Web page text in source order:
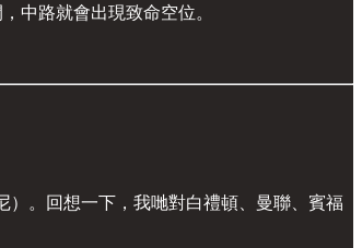
中路就會出現致命空位。
）。回想一下，我哋對白禮頓、曼聯、賓福